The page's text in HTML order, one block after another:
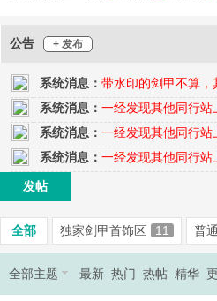
奇
公告 + 发布
系统消息： 带水印的剑甲不算
系统消息： 一经发现其他同行
系统消息： 一经发现其他同行
系统消息： 一经发现其他同行
发帖
全部 独家剑甲首饰区 11 普
全部主题 最新 热门 热帖 精华